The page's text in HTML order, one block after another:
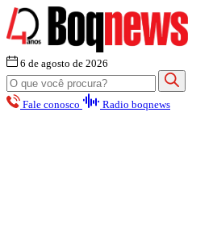
6 de agosto de 2026
Fale conosco Radio boqnews